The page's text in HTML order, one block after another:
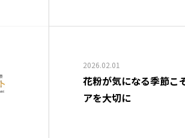
2026.02.01
花粉が気になる季節こ
アを大切に